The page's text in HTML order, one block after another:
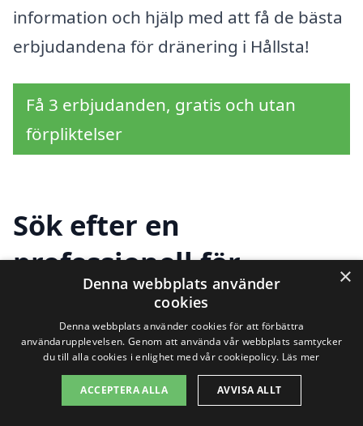
information och hjälp med att få de bästa
erbjudandena för dränering i Hållsta!
Få 3 erbjudanden, gratis och utan
förpliktelser
Sök efter en
professionell för
dränering i andra
städer nära Hållsta
Att hitta rätt hjälp för dränering i Hållsta
×
Denna webbplats använder
cookies
Denna webbplats använder cookies för att förbättra
användarupplevelsen. Genom att använda vår webbplats samtycker
du till alla cookies i enlighet med vår cookiepolicy. Läs mer
ACCEPTERA ALLA AVVISA ALLT